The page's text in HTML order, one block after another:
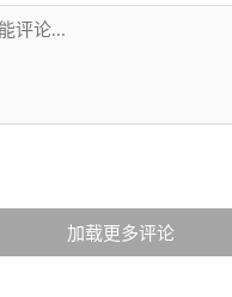
加载更多评论